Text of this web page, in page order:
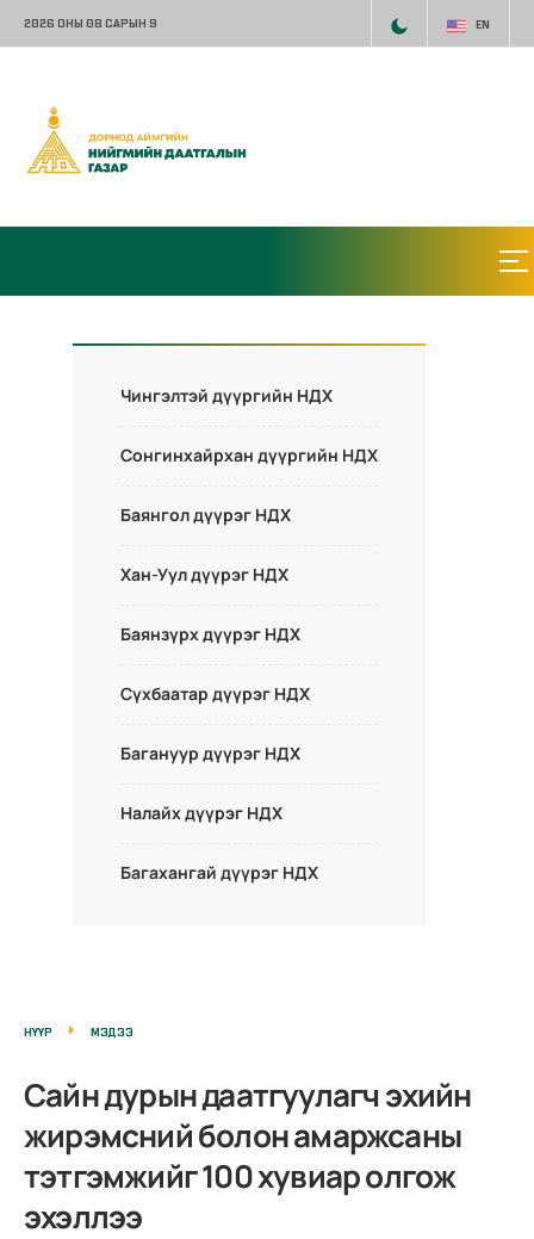
2026 ОНЫ 08 САРЫН 9 EN
Чингэлтэй дүүргийн НДХ
Сонгинхайрхан дүүргийн НДХ
Баянгол дүүрэг НДХ
Хан-Уул дүүрэг НДХ
Баянзүрх дүүрэг НДХ
Сүхбаатар дүүрэг НДХ
Багануур дүүрэг НДХ
Налайх дүүрэг НДХ
Багахангай дүүрэг НДХ
НҮҮР МЭДЭЭ
Сайн дурын даатгуулагч эхийн
жирэмсний болон амаржсаны
тэтгэмжийг 100 хувиар олгож
эхэллээ